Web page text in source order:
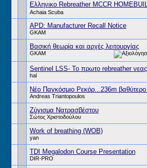
Ελληνικο Rebreather MCCR
Achaia Scuba
APD: Manufacturer Recall Notice
GKAM
Βασική θεωρία και αρχές λειτουργίας
GKAM
Sentinel LSS- Το πρωτο rebreather νεας
hal
Νέο Παγκόσμιο Ρεκόρ...236m βαθύτερο
Andreas Triantopoulos
Ζύγισμα Νατρασβέστου
Σώτος Χριστοδούλου
Work of breathing (WOB)
yan
TDI Megalodon Course Presentation
DIR-PRO